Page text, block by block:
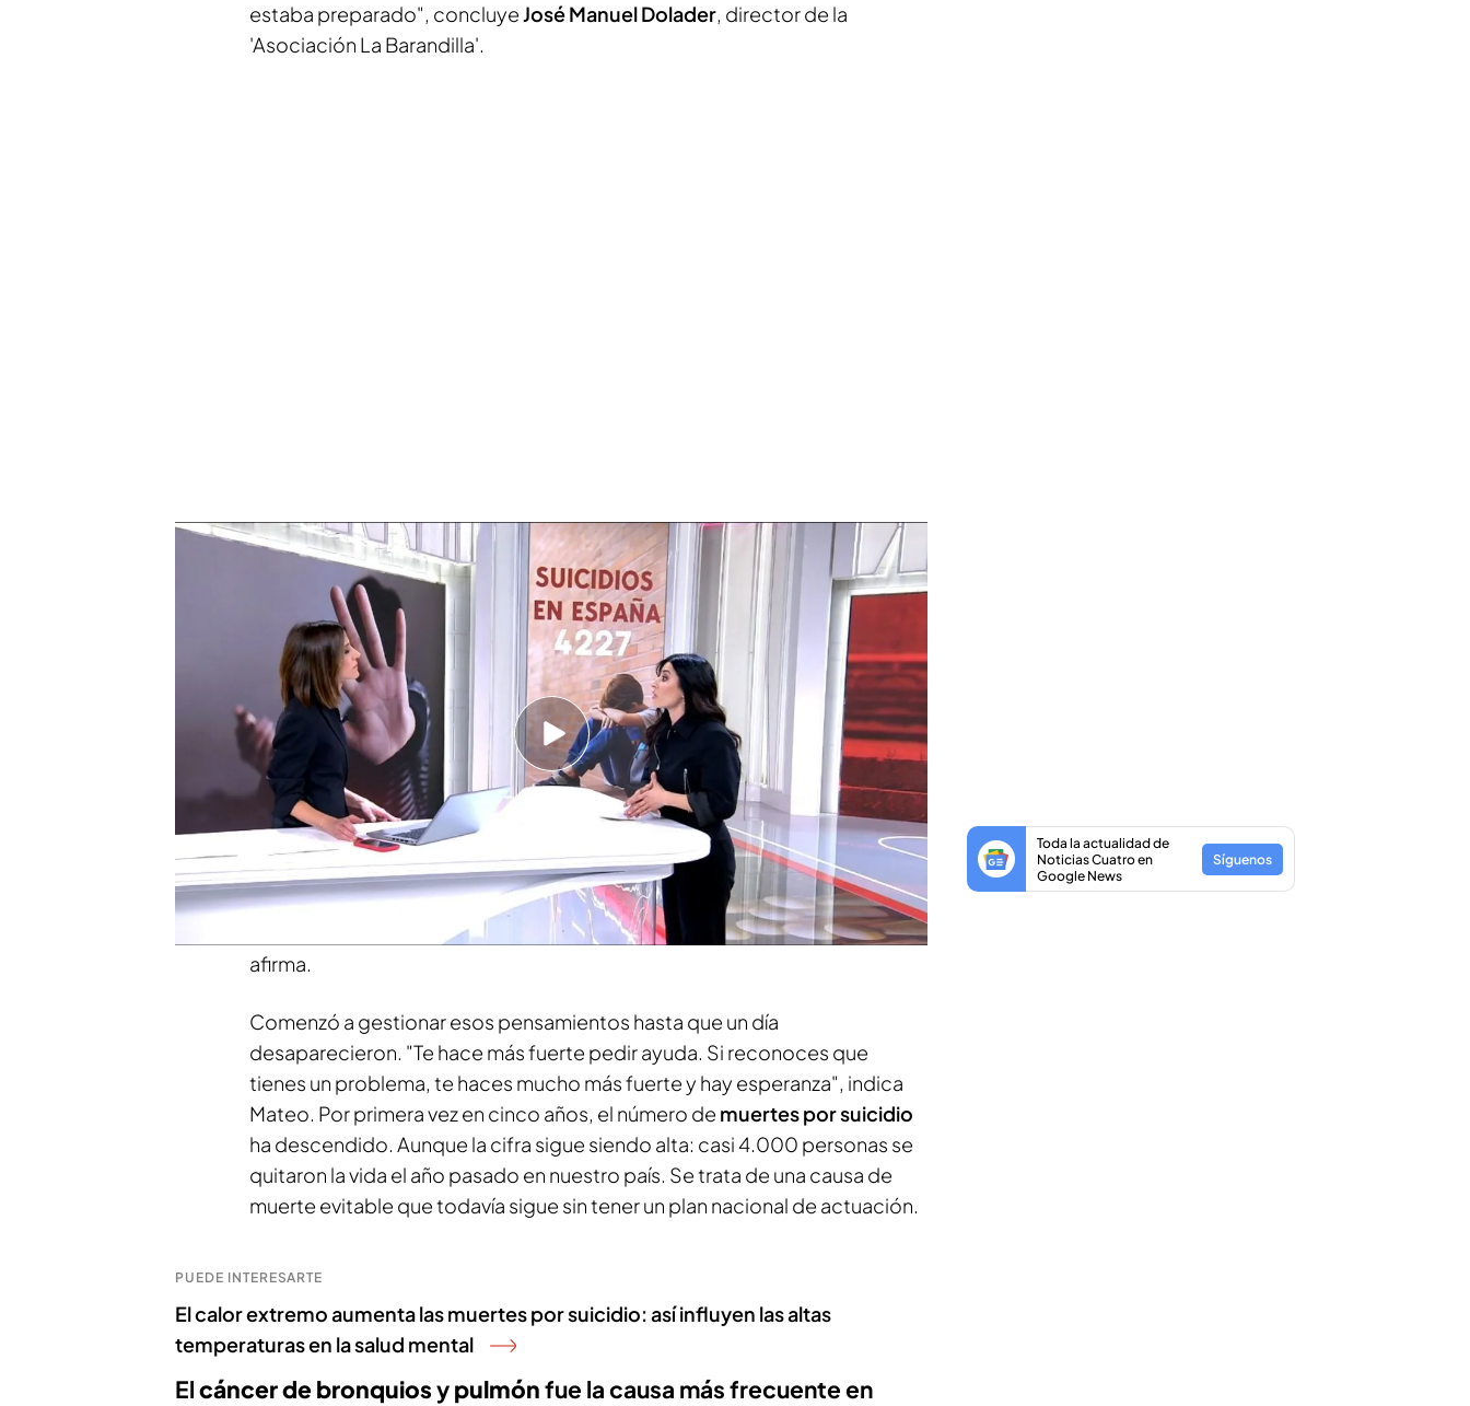
estaba preparado", concluyeJosé Manuel Dolader, director de la
'Asociación La Barandilla'.
Aumenta el suicidio entre los adolescentes
El silencio tras el suicidio de un familiar, una lucha constante: "Las fotos
desaparecen sin que nadie lo hable"
"Si reconoces que tienes un problema, te haces mucho más
fuerte", asegura Mateo
A Mateo le diagnosticaron esquizofrenia paranoide con 17 años. "Pensaba
que tener esta enfermedad era no ser una persona y al no sentirme así,
creía que no necesitaba estar aquí. Sentía que era un peso para mi familia",
confiesa. Dejó de tener sueños y aspiraciones. "Me sentía distinto y ante
mi familia no era igual a los demás. Ahora lo veo distinto, soy uno más",
afirma.
Comenzó a gestionar esos pensamientos hasta que un día
desaparecieron. "Te hace más fuerte pedir ayuda. Si reconoces que
tienes un problema, te haces mucho más fuerte y hay esperanza", indica
Mateo. Por primera vez en cinco años, el número de muertes por suicidio
ha descendido. Aunque la cifra sigue siendo alta: casi 4.000 personas se
quitaron la vida el año pasado en nuestro país. Se trata de una causa de
muerte evitable que todavía sigue sin tener un plan nacional de actuación.
PUEDE INTERESARTE
El calor extremo aumenta las muertes por suicidio: así influyen las altas
temperaturas en la salud mental
Elcáncer de bronquiosypulmónfue la causa más frecuente en
Toda la actualidad de
Noticias Cuatro en
Google News
Síguenos